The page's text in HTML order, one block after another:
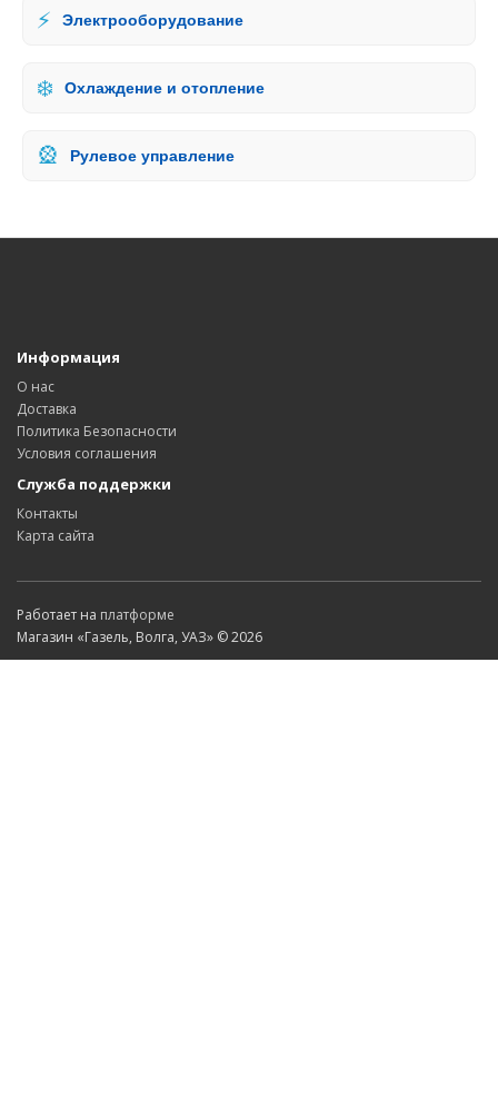
⚡ Электрооборудование
❄️ Охлаждение и отопление
🎡 Рулевое управление
Информация
О нас
Доставка
Политика Безопасности
Условия соглашения
Служба поддержки
Контакты
Карта сайта
Работает на платформе
Магазин «Газель, Волга, УАЗ» © 2026